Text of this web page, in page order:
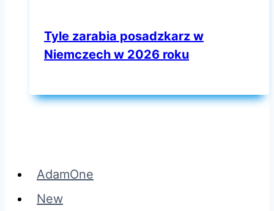
Tyle zarabia posadzkarz w
Niemczech w 2026 roku
AdamOne
New